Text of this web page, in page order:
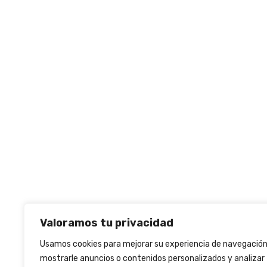
Valoramos tu privacidad
Usamos cookies para mejorar su experiencia de
mostrarle anuncios o contenidos personalizados y analizar